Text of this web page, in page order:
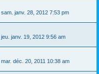
sam. janv. 28, 2012 7:53 pm
jeu. janv. 19, 2012 9:56 am
mar. déc. 20, 2011 10:38 am